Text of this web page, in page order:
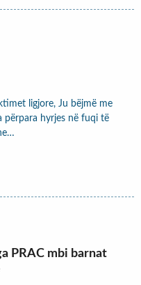
ligjore, Ju bëjmë me
përpara hyrjes në fuqi të
PRAC mbi barnat